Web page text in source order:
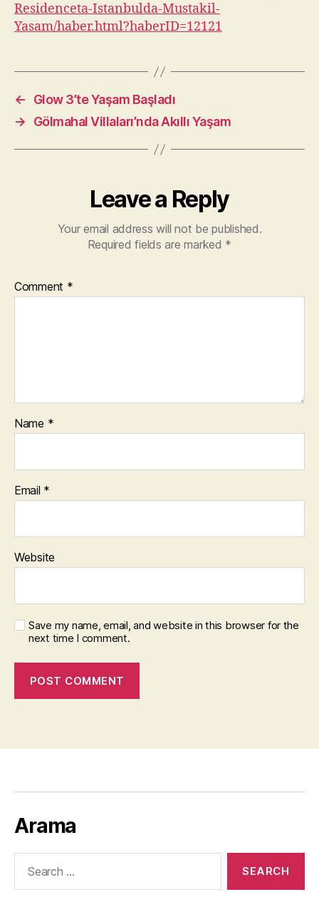
Residenceta-Istanbulda-Mustakil-
Yasam/haber.html?haberID=12121
←
Glow 3’te Yaşam Başladı
→
Gölmahal Villaları’nda Akıllı Yaşam
Leave a Reply
Your email address will not be published.
Required fields are marked *
Comment *
Name *
Email *
Website
Save my name, email, and website in this browser for the
next time I comment.
Arama